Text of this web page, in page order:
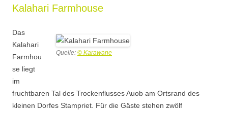
Kalahari Farmhouse
Quelle: © Karawane
Das
Kalahari
Farmhou
se liegt
im
fruchtbaren Tal des Trockenflusses Auob am Ortsrand des
kleinen Dorfes Stampriet. Für die Gäste stehen zwölf